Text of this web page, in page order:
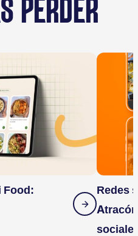
PERDER
Food:
Redes